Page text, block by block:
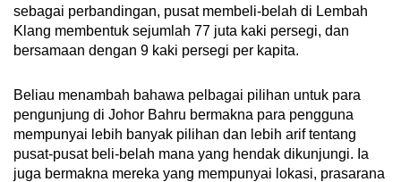
sebagai perbandingan, pusat membeli-belah di Lembah
Klang membentuk sejumlah 77 juta kaki persegi, dan
bersamaan dengan 9 kaki persegi per kapita.
Beliau menambah bahawa pelbagai pilihan untuk para
pengunjung di Johor Bahru bermakna para pengguna
mempunyai lebih banyak pilihan dan lebih arif tentang
pusat-pusat beli-belah mana yang hendak dikunjungi. Ia
juga bermakna mereka yang mempunyai lokasi, prasarana